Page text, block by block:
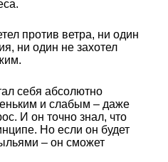
против ветра, ни один
ни один не захотел
себя абсолютно
и слабым – даже
И он точно знал, что
Но если он будет
– он сможет